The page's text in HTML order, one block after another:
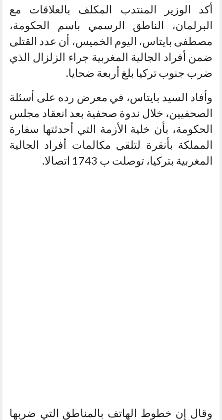
أكد الوزير المنتدب المكلف بالعلاقات مع
البرلمان، الناطق الرسمي باسم الحكومة،
مصطفى بايتاس، اليوم الخميس، أن عدد القتلى
ضمن أفراد الجالية المغربية جراء الزلزال الذي
ضرب جنوب تركيا بلغ أربعة ضحايا.
وأفاد السيد بايتاس، في معرض رده على أسئلة
الصحفيين، خلال ندوة صحفية بعد انعقاد مجلس
الحكومة، بأن خلية الأزمة التي أحدثتها سفارة
المملكة بأنقرة لتلقي مكالمات أفراد الجالية
المغربية بتركيا، توصلت ب 1743 اتصالا.
وقال إن خطوط الهاتف بالمناطق التي ضربها